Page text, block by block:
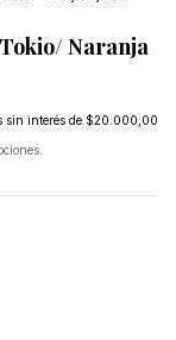
Naranja
sin interés de $20.000,00